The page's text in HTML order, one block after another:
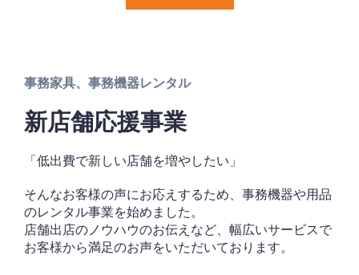
事務家具、事務機器レンタル
新店舗応援事業
「低出費で新しい店舗を増やしたい」
そんなお客様の声にお応えするため、事務機器や用品
のレンタル事業を始めました。
店舗出店のノウハウのお伝えなど、幅広いサービスで
お客様から満足のお声をいただいております。